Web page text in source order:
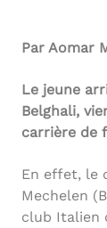
Par Aomar
Le jeune
Belghali,
carrière de
En effet, le
Mechelen
club Italien